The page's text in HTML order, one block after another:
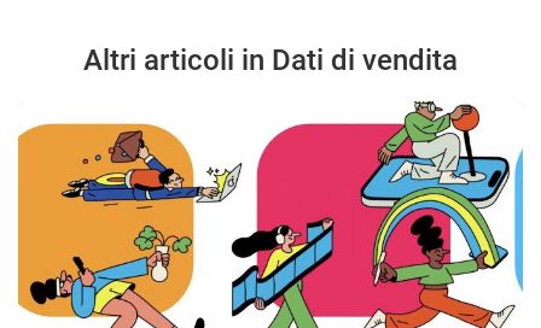
Altri articoli in Dati di vendita